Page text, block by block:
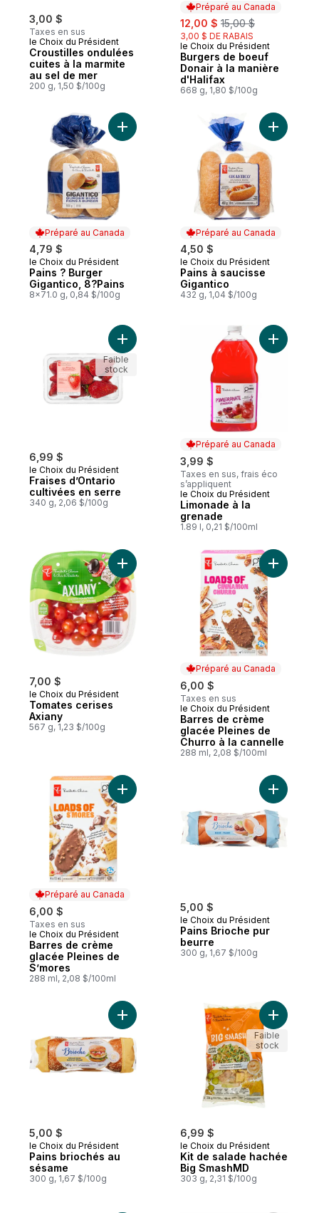
3,00 $
Taxes en sus
le Choix du Président
Croustilles ondulées
cuites à la marmite
au sel de mer
200 g, 1,50 $/100g
Préparé au Canada
sale:
12,00 $ , formerly:
15,00 $
3,00 $ DE RABAIS
Préparé au Canada
le Choix du Président
Burgers de boeuf
Donair à la manière
d'Halifax
668 g, 1,80 $/100g
Préparé au Canada
4,79 $
Préparé au Canada
le Choix du Président
Pains ? Burger
Gigantico, 8?Pains
8x71.0 g, 0,84 $/100g
Ajouter Pains ? Burger Gigantico, 8?Pains
Préparé au Canada
4,50 $
Préparé au Canada
le Choix du Président
Pains à saucisse
Gigantico
432 g, 1,04 $/100g
Ajouter
6,99 $
le Choix du Président
Fraises d’Ontario
cultivées en serre
340 g, 2,06 $/100g
Ajouter Fraises d’Ontario cultivées en
Faible
stock
Préparé au Canada
3,99 $
Taxes en sus, frais éco
s’appliquent
Préparé au Canada
le Choix du Président
Limonade à la
grenade
1.89 l, 0,21 $/100ml
Ajouter
7,00 $
le Choix du Président
Tomates cerises
Axiany
567 g, 1,23 $/100g
Ajouter Tomates cerises Axiany au panier
Préparé au Canada
6,00 $
Taxes en sus
Préparé au Canada
le Choix du Président
Barres de crème
glacée Pleines de
Churro à la cannelle
288 ml, 2,08 $/100ml
Ajouter
Préparé au Canada
6,00 $
Taxes en sus
Préparé au Canada
le Choix du Président
Barres de crème
glacée Pleines de
S’mores
288 ml, 2,08 $/100ml
Ajouter Barres de crème glacée Pleines
5,00 $
le Choix du Président
Pains Brioche pur
beurre
300 g, 1,67 $/100g
Ajouter
5,00 $
le Choix du Président
Pains briochés au
sésame
300 g, 1,67 $/100g
Ajouter Pains briochés au sésame au
6,99 $
le Choix du Président
Kit de salade hachée
Big SmashMD
303 g, 2,31 $/100g
Ajouter
Faible
stock